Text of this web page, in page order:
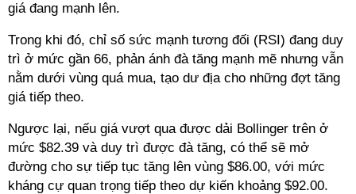
giá đang mạnh lên.
Trong khi đó, chỉ số sức mạnh tương đối (RSI) đang duy
trì ở mức gần 66, phản ánh đà tăng mạnh mẽ nhưng vẫn
nằm dưới vùng quá mua, tạo dư địa cho những đợt tăng
giá tiếp theo.
Ngược lại, nếu giá vượt qua được dải Bollinger trên ở
mức $82.39 và duy trì được đà tăng, có thể sẽ mở
đường cho sự tiếp tục tăng lên vùng $86.00, với mức
kháng cự quan trọng tiếp theo dự kiến ​​khoảng $92.00.